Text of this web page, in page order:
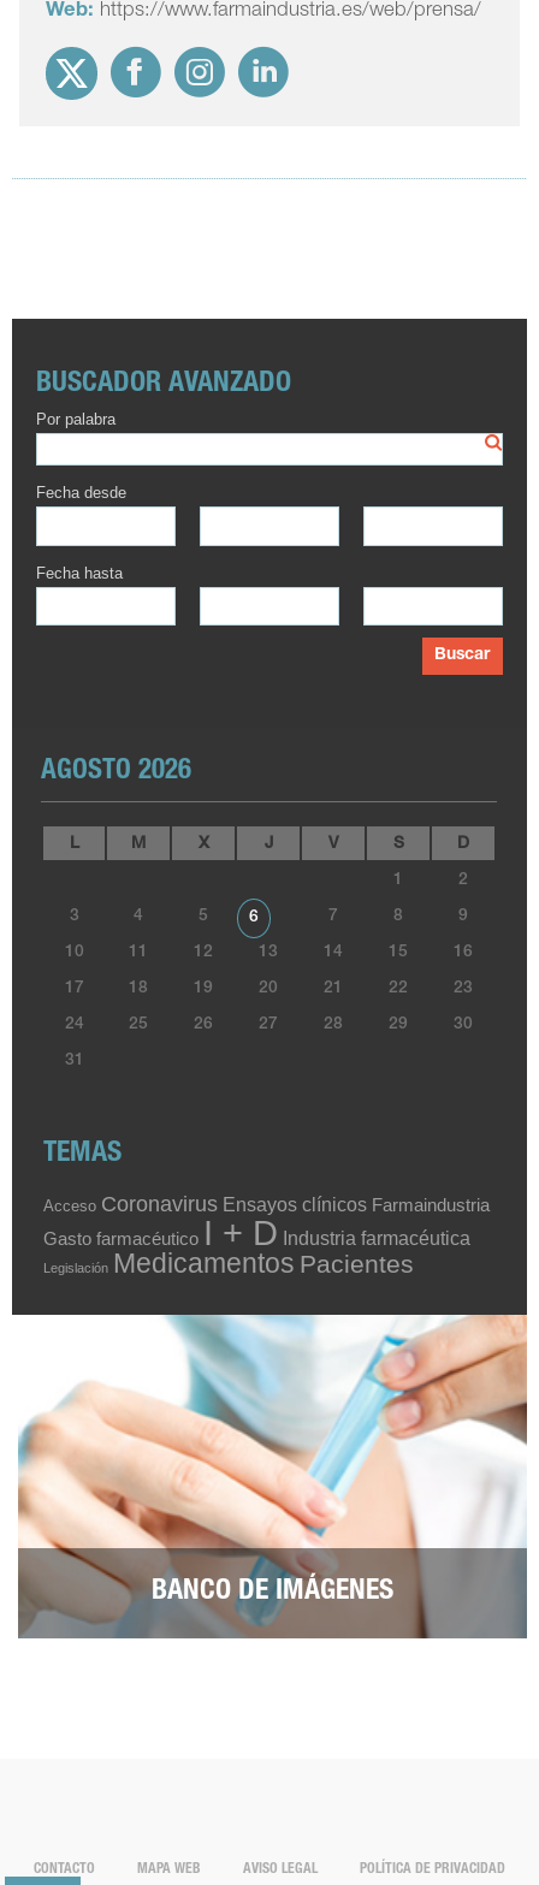
Web: https://www.farmaindustria.es/web/prensa/
BUSCADOR AVANZADO
Por palabra
Fecha desde
Fecha hasta
Buscar
AGOSTO 2026
L M X J V S D
1 2
3 4 5 6 7 8 9
10 11 12 13 14 15 16
17 18 19 20 21 22 23
24 25 26 27 28 29 30
31
TEMAS
Acceso Coronavirus Ensayos clínicos Farmaindustria
Gasto farmacéutico I + D Industria farmacéutica
Legislación Medicamentos Pacientes
BANCO DE IMÁGENES
CONTACTO MAPA WEB AVISO LEGAL POLÍTICA DE PRIVACIDAD